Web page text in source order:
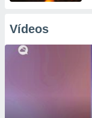
Vídeos